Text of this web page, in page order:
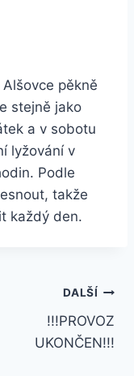
pěkně
stejně jako
a v sobotu
lyžování v
Podle
takže
každý den.
DALŠÍ
!!!PROVOZ
UKONČEN!!!